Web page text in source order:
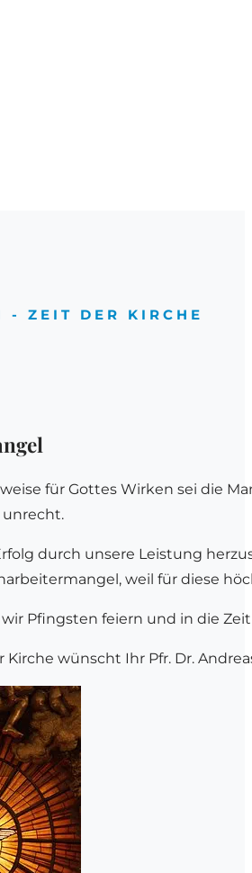
- ZEIT DER KIRCHE
für Gottes Wirken sei die
unrecht.
durch unsere Leistung
weil für diese
Pfingsten feiern und in die
wünscht Ihr Pfr. Dr.